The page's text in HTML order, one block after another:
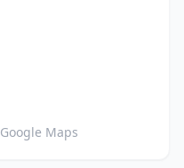
Google Maps